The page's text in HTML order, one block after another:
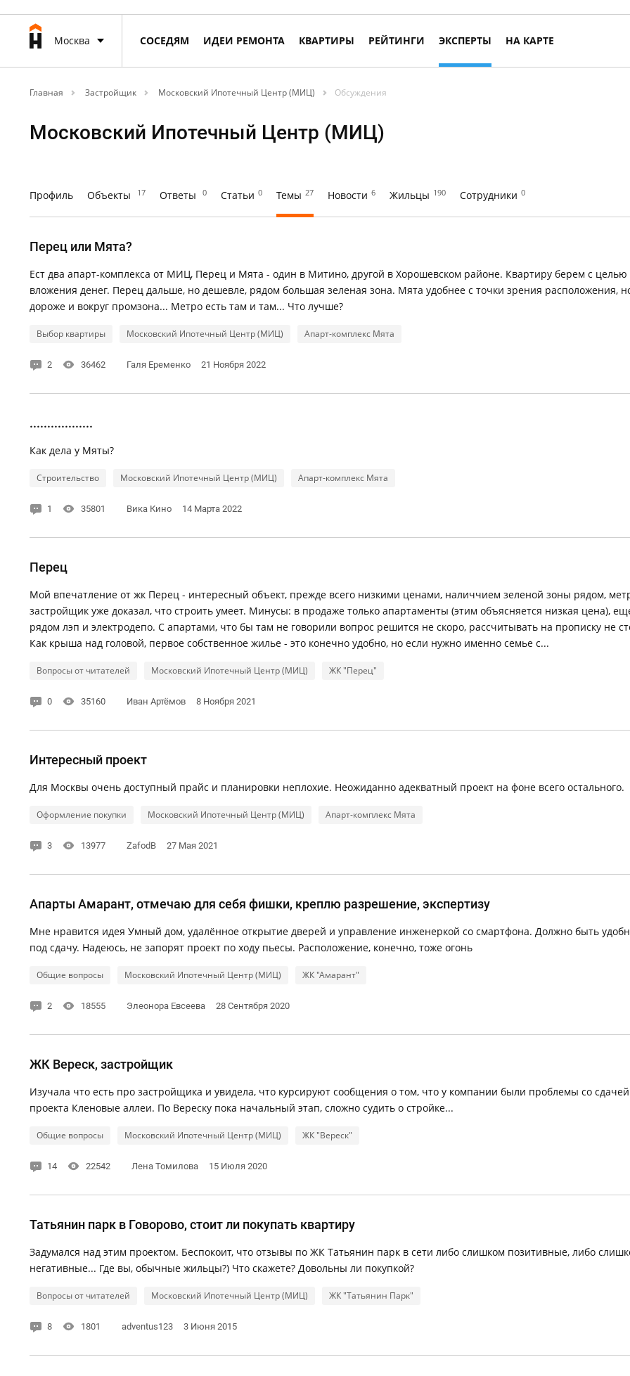
Москва СОСЕДЯМ ИДЕИ РЕМОНТА КВАРТИРЫ РЕЙТИНГИ ЭКСПЕРТЫ НА КАРТЕ
Главная Застройщик Московский Ипотечный Центр (МИЦ) Обсуждения
Московский Ипотечный Центр (МИЦ)
Профиль Объекты 17 Ответы 0 Статьи 0 Темы 27 Новости 6 Жильцы 190 Сотрудники 0
Перец или Мята?
Ест два апарт-комплекса от МИЦ, Перец и Мята - один в Митино, другой в Хорошевском районе. Квартиру берем с целью
вложения денег. Перец дальше, но дешевле, рядом большая зеленая зона. Мята удобнее с точки зрения расположения,
дороже и вокруг промзона... Метро есть там и там... Что лучше?
Выбор квартиры Московский Ипотечный Центр (МИЦ) Апарт-комплекс Мята
2 36462 Галя Еременко 21 Ноября 2022
..................
Как дела у Мяты?
Строительство Московский Ипотечный Центр (МИЦ) Апарт-комплекс Мята
1 35801 Вика Кино 14 Марта 2022
Перец
Мой впечатление от жк Перец - интересный объект, прежде всего низкими ценами, наличчием зеленой зоны рядом,
застройщик уже доказал, что строить умеет. Минусы: в продаже только апартаменты (этим объясняется низкая цена),
рядом лэп и электродепо. С апартами, что бы там не говорили вопрос решится не скоро, рассчитывать на прописку не
Как крыша над головой, первое собственное жилье - это конечно удобно, но если нужно именно семье с...
Вопросы от читателей Московский Ипотечный Центр (МИЦ) ЖК "Перец"
0 35160 Иван Артёмов 8 Ноября 2021
Интересный проект
Для Москвы очень доступный прайс и планировки неплохие. Неожиданно адекватный проект на фоне всего остального.
Оформление покупки Московский Ипотечный Центр (МИЦ) Апарт-комплекс Мята
3 13977 ZafodB 27 Мая 2021
Апарты Амарант, отмечаю для себя фишки, креплю разрешение, экспертизу
Мне нравится идея Умный дом, удалённое открытие дверей и управление инженеркой со смартфона. Должно быть
под сдачу. Надеюсь, не запорят проект по ходу пьесы. Расположение, конечно, тоже огонь
Общие вопросы Московский Ипотечный Центр (МИЦ) ЖК "Амарант"
2 18555 Элеонора Евсеева 28 Сентября 2020
ЖК Вереск, застройщик
Изучала что есть про застройщика и увидела, что курсируют сообщения о том, что у компании были проблемы со сдачей
проекта Кленовые аллеи. По Вереску пока начальный этап, сложно судить о стройке...
Общие вопросы Московский Ипотечный Центр (МИЦ) ЖК "Вереск"
14 22542 Лена Томилова 15 Июля 2020
Татьянин парк в Говорово, стоит ли покупать квартиру
Задумался над этим проектом. Беспокоит, что отзывы по ЖК Татьянин парк в сети либо слишком позитивные, либо
негативные... Где вы, обычные жильцы?) Что скажете? Довольны ли покупкой?
Вопросы от читателей Московский Ипотечный Центр (МИЦ) ЖК "Татьянин Парк"
8 1801 adventus123 3 Июня 2015